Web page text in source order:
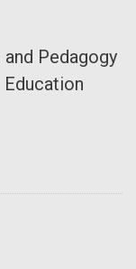
and Pedagogy